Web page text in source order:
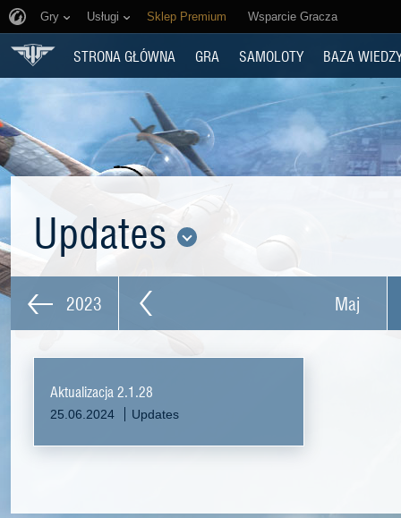
Gry Usługi Sklep Premium Wsparcie Gracza
STRONA GŁÓWNA GRA SAMOLOTY BAZA
Updates
2023 Maj
Aktualizacja 2.1.28
25.06.2024 Updates